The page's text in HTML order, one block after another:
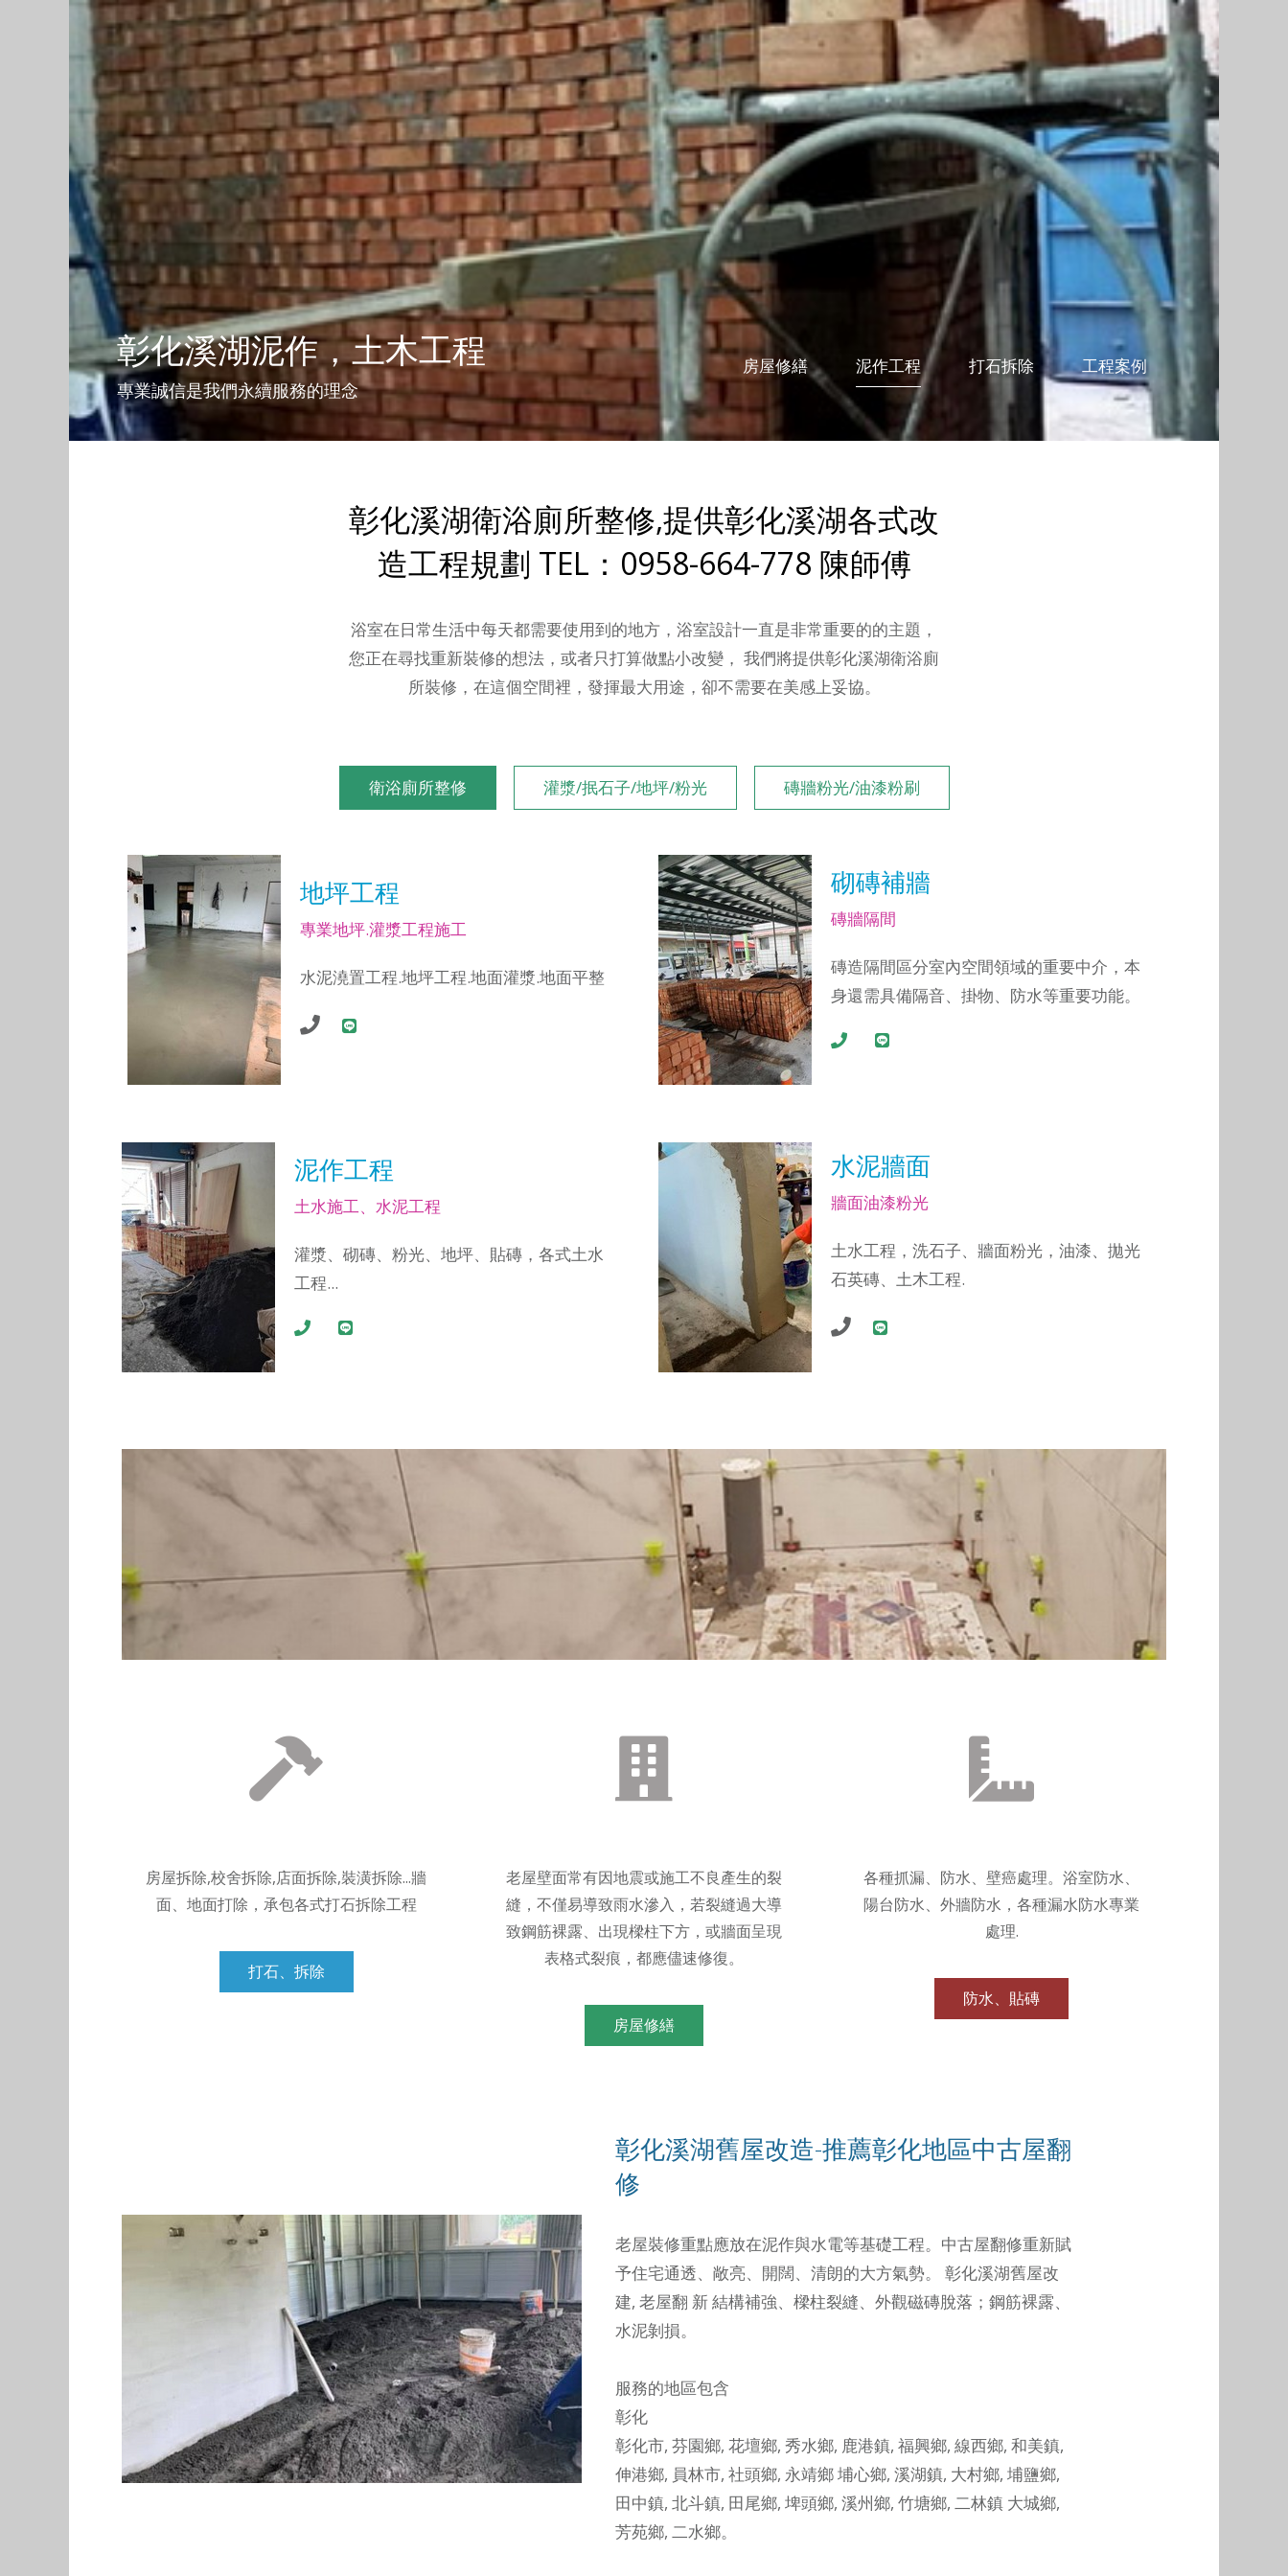
彰化溪湖泥作，土木工程
專業誠信是我們永續服務的理念
房屋修繕 泥作工程 打石拆除 工程案例
彰化溪湖衛浴廁所整修,提供彰化溪湖各式改
造工程規劃 TEL：0958-664-778 陳師傅
浴室在日常生活中每天都需要使用到的地方，浴室設計一直是非常重要的的主題，
您正在尋找重新裝修的想法，或者只打算做點小改變， 我們將提供彰化溪湖衛浴廁
所裝修，在這個空間裡，發揮最大用途，卻不需要在美感上妥協。
衛浴廁所整修 灌漿/抿石子/地坪/粉光 磚牆粉光/油漆粉刷
地坪工程
專業地坪.灌漿工程施工
水泥澆置工程.地坪工程.地面灌漿.地面平整
砌磚補牆
磚牆隔間
磚造隔間區分室內空間領域的重要中介，本
身還需具備隔音、掛物、防水等重要功能。
泥作工程
土水施工、水泥工程
灌漿、砌磚、粉光、地坪、貼磚，各式土水
工程...
水泥牆面
牆面油漆粉光
土水工程，洗石子、牆面粉光，油漆、拋光
石英磚、土木工程.
房屋拆除,校舍拆除,店面拆除,裝潢拆除...牆
面、地面打除，承包各式打石拆除工程
打石、拆除
老屋壁面常有因地震或施工不良產生的裂
縫，不僅易導致雨水滲入，若裂縫過大導
致鋼筋裸露、出現樑柱下方，或牆面呈現
表格式裂痕，都應儘速修復。
房屋修繕
各種抓漏、防水、壁癌處理。浴室防水、
陽台防水、外牆防水，各種漏水防水專業
處理.
防水、貼磚
彰化溪湖舊屋改造-推薦彰化地區中古屋翻
修
老屋裝修重點應放在泥作與水電等基礎工程。中古屋翻修重新賦
予住宅通透、敞亮、開闊、清朗的大方氣勢。
彰化溪湖舊屋改
建, 老屋翻 新結構補強、樑柱裂縫、外觀磁磚脫落；鋼筋裸露、
水泥剝損。
服務的地區包含
彰化
彰化市, 芬園鄉, 花壇鄉, 秀水鄉, 鹿港鎮, 福興鄉, 線西鄉, 和美鎮,
伸港鄉, 員林市, 社頭鄉, 永靖鄉埔心鄉, 溪湖鎮, 大村鄉, 埔鹽鄉,
田中鎮, 北斗鎮, 田尾鄉, 埤頭鄉, 溪州鄉, 竹塘鄉, 二林鎮 大城鄉,
芳苑鄉, 二水鄉。